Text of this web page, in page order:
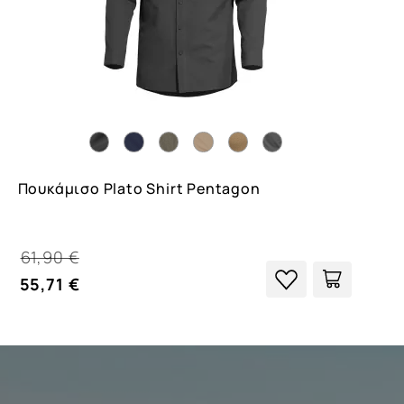
Πουκάμισο Plato Shirt Pentagon
55,71 €
61,90 €